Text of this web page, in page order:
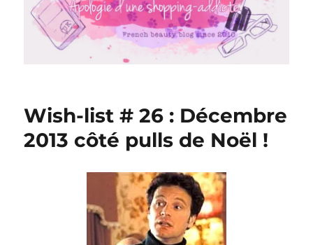
Wish-list # 26 : Décembre
2013 côté pulls de Noël !